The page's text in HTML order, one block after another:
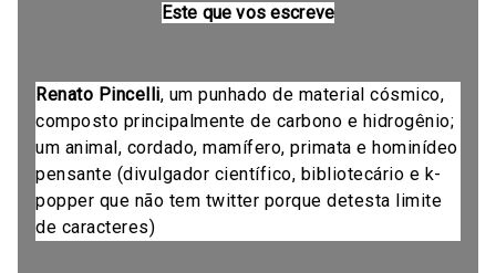
Este que vos escreve
Renato Pincelli, um punhado de material cósmico,
composto principalmente de carbono e hidrogênio;
um animal, cordado, mamífero, primata e hominídeo
pensante (divulgador científico, bibliotecário e k-
popper que não tem twitter porque detesta limite
de caracteres)